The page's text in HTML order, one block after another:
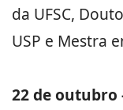
da UFSC,
USP e Mestra
22 de